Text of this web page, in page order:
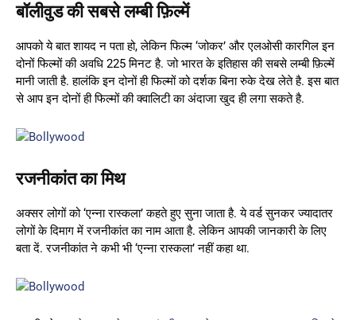
बॉलीवुड की सबसे लम्बी फ़िल्में
आपको ये बात शायद न पता हो, लेकिन फिल्म ‘जोकर’ और एलओसी कारगिल इन
दोनों फिल्मों की अवधि 225 मिनट है. जो भारत के इतिहास की सबसे लम्बी फ़िल्में
मानी जाती है. हालंकि इन दोनों ही फिल्मों को दर्शक बिना रुके देख लेते है. इस बात
से आप इन दोनों ही फिल्मों की क्वालिटी का अंदाजा खुद ही लगा सकते है.
रजनीकांत का मिथ
अक्सर लोगों को ‘एन्‍ना रास्‍कला’ कहते हुए सुना जाता है. ये वर्ड सुनकर ज्यादातर
लोगों के दिमाग में रजनीकांत का नाम आता है. लेकिन आपकी जानकारी के लिए
बता दें. रजनीकांत ने कभी भी ‘एन्‍ना रास्‍कला’ नहीं कहा था.